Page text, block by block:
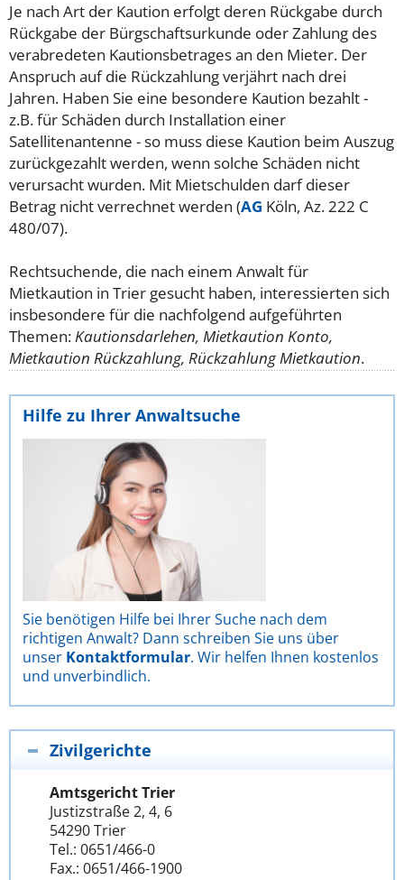
Je nach Art der Kaution erfolgt deren Rückgabe durch
Rückgabe der Bürgschaftsurkunde oder Zahlung des
verabredeten Kautionsbetrages an den Mieter. Der
Anspruch auf die Rückzahlung verjährt nach drei
Jahren. Haben Sie eine besondere Kaution bezahlt -
z.B. für Schäden durch Installation einer
Satellitenantenne - so muss diese Kaution beim Auszug
zurückgezahlt werden, wenn solche Schäden nicht
verursacht wurden. Mit Mietschulden darf dieser
Betrag nicht verrechnet werden (AG Köln, Az. 222 C
480/07).
Rechtsuchende, die nach einem Anwalt für
Mietkaution in Trier gesucht haben, interessierten sich
insbesondere für die nachfolgend aufgeführten
Themen:Kautionsdarlehen, Mietkaution Konto,
Mietkaution Rückzahlung, Rückzahlung Mietkaution.
Hilfe zu Ihrer Anwaltsuche
Sie benötigen Hilfe bei Ihrer Suche nach dem
richtigen Anwalt? Dann schreiben Sie uns über
unser Kontaktformular. Wir helfen Ihnen kostenlos
und unverbindlich.
Zivilgerichte
Amtsgericht Trier
Justizstraße 2, 4, 6
54290 Trier
Tel.: 0651/466-0
Fax.: 0651/466-1900